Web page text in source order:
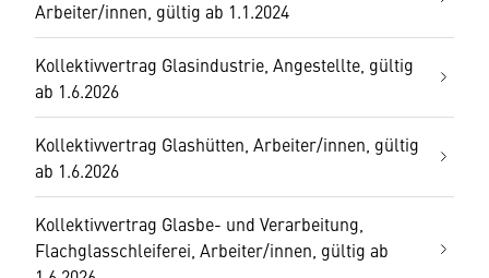
Arbeiter/innen, gültig ab 1.1.2024
Kollektivvertrag Glasindustrie, Angestellte, gültig
ab 1.6.2026
Kollektivvertrag Glashütten, Arbeiter/innen, gültig
ab 1.6.2026
Kollektivvertrag Glasbe- und Verarbeitung,
Flachglasschleiferei, Arbeiter/innen, gültig ab